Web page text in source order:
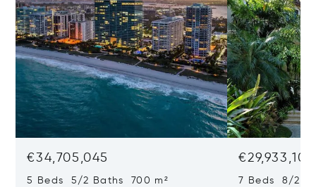
€34,705,045
5 Beds 5/2 Baths 700 m²
€29,933,101
7 Beds 8/2